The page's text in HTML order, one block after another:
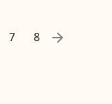
7 8 arrow_right